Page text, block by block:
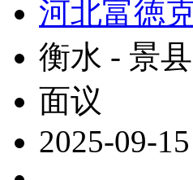
河北富徳
衡水 - 景县
面议
2025-09-15